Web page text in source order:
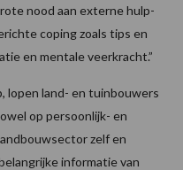
nood aan externe hulp-
coping zoals tips en
en mentale veerkracht.”
lopen land- en tuinbouwers
op persoonlijk- en
zelf en
informatie van